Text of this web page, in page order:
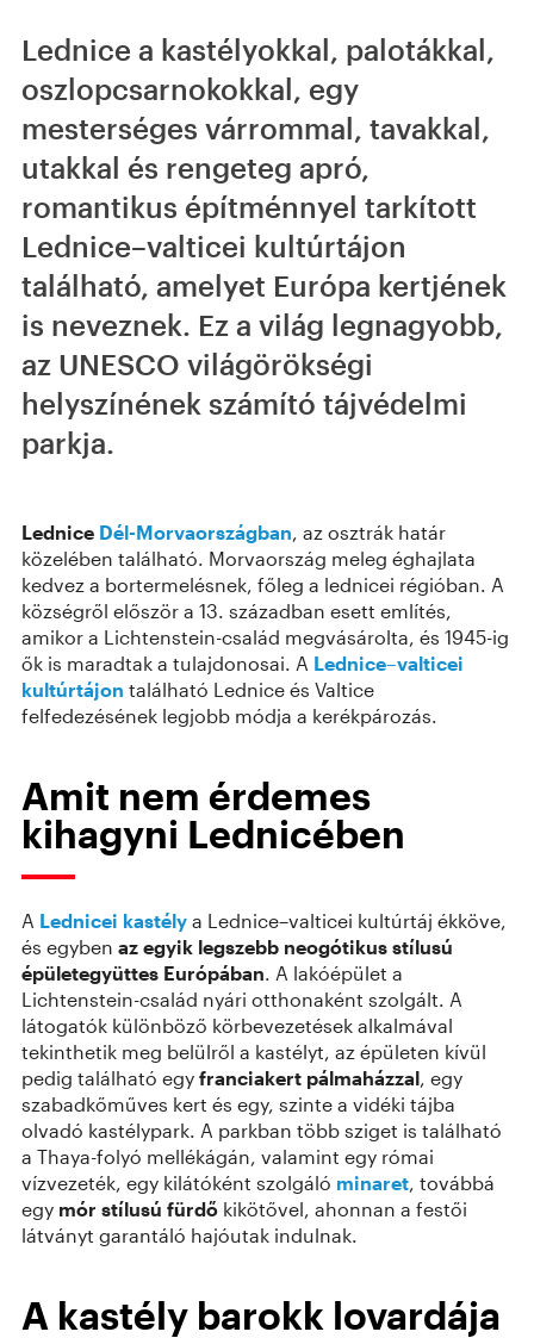
Lednice a kastélyokkal, palotákkal,
oszlopcsarnokokkal, egy
mesterséges várrommal, tavakkal,
utakkal és rengeteg apró,
romantikus építménnyel tarkított
Lednice–valticei kultúrtájon
található, amelyet Európa kertjének
is neveznek. Ez a világ legnagyobb,
az UNESCO világörökségi
helyszínének számító tájvédelmi
parkja.
Lednice Dél-Morvaországban, az osztrák határ
közelében található. Morvaország meleg éghajlata
kedvez a bortermelésnek, főleg a lednicei régióban. A
községről először a 13. században esett említés,
amikor a Lichtenstein-család megvásárolta, és 1945-ig
ők is maradtak a tulajdonosai. A Lednice–valticei
kultúrtájon található Lednice és Valtice
felfedezésének legjobb módja a kerékpározás.
Amit nem érdemes
kihagyni Lednicében
A Lednicei kastély a Lednice–valticei kultúrtáj ékköve,
és egyben az egyik legszebb neogótikus stílusú
épületegyüttes Európában. A lakóépület a
Lichtenstein-család nyári otthonaként szolgált. A
látogatók különböző körbevezetések alkalmával
tekinthetik meg belülről a kastélyt, az épületen kívül
pedig található egy franciakert pálmaházzal, egy
szabadkőműves kert és egy, szinte a vidéki tájba
olvadó kastélypark. A parkban több sziget is található
a Thaya-folyó mellékágán, valamint egy római
vízvezeték, egy kilátóként szolgáló minaret, továbbá
egy mór stílusú fürdő kikötővel, ahonnan a festői
látványt garantáló hajóutak indulnak.
A kastély barokk lovardája